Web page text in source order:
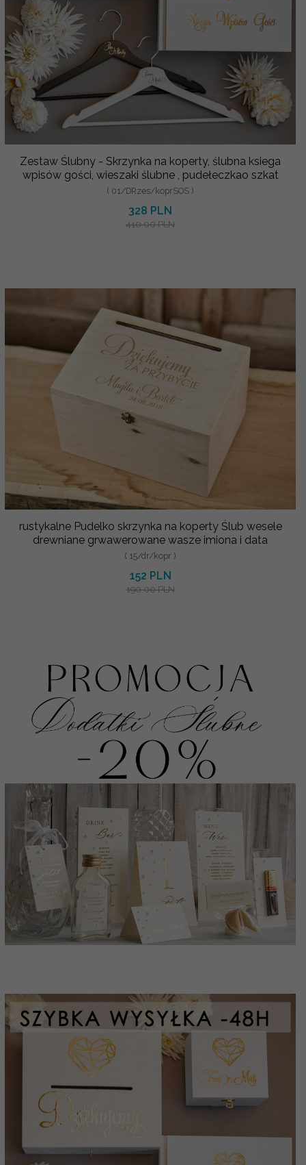
Zestaw Ślubny - Skrzynka na koperty, ślubna ksiega
wpisów gości, wieszaki ślubne , pudełeczkao szkat
( 01/DRzes/koprSOS )
328 PLN
410.00 PLN
rustykalne Pudelko skrzynka na koperty Ślub wesele
drewniane grwawerowane wasze imiona i data
( 15/dr/kopr )
152 PLN
190.00 PLN